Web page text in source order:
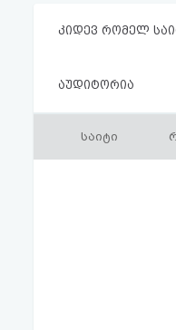
კიდევ რომელ
აუდიტორია
საიტი